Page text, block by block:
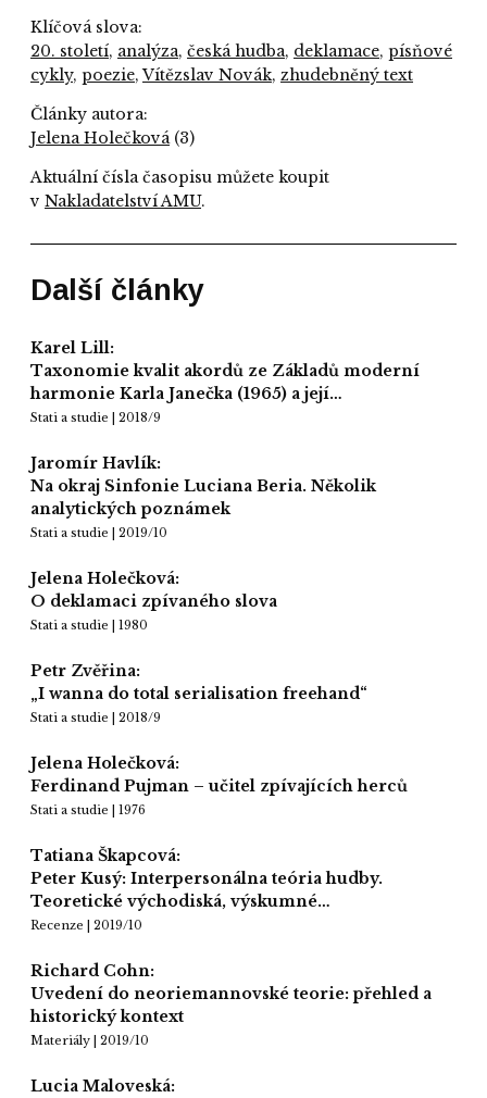
Klíčová slova:
20. století, analýza, česká hudba, deklamace, písňové
cykly, poezie,Vítězslav Novák, zhudebněný text
Články autora:
Jelena Holečková(3)
Aktuální čísla časopisu můžete koupit
v Nakladatelství AMU.
Další články
Karel Lill:
Taxonomie kvalit akordů ze Základů moderní
harmonie Karla Janečka (1965) a její…
Stati a studie | 2018/9
Jaromír Havlík:
Na okraj Sinfonie Luciana Beria. Několik
analytických poznámek
Stati a studie | 2019/10
Jelena Holečková:
O deklamaci zpívaného slova
Stati a studie | 1980
Petr Zvěřina:
„I wanna do total serialisation freehand“
Stati a studie | 2018/9
Jelena Holečková:
Ferdinand Pujman – učitel zpívajících herců
Stati a studie | 1976
Tatiana Škapcová:
Peter Kusý: Interpersonálna teória hudby.
Teoretické východiská, výskumné…
Recenze | 2019/10
Richard Cohn:
Uvedení do neoriemannovské teorie: přehled a
historický kontext
Materiály | 2019/10
Lucia Maloveská: